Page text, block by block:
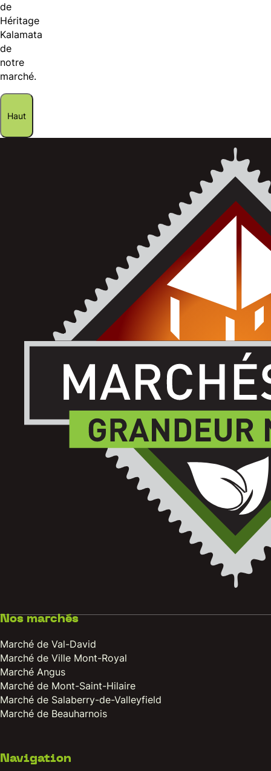
de
Héritage
Kalamata
de
notre
marché.
Haut
Nos marchés
Marché de Val-David
Marché de Ville Mont-Royal
Marché Angus
Marché de Mont-Saint-Hilaire
Marché de Salaberry-de-Valleyfield
Marché de Beauharnois
Navigation